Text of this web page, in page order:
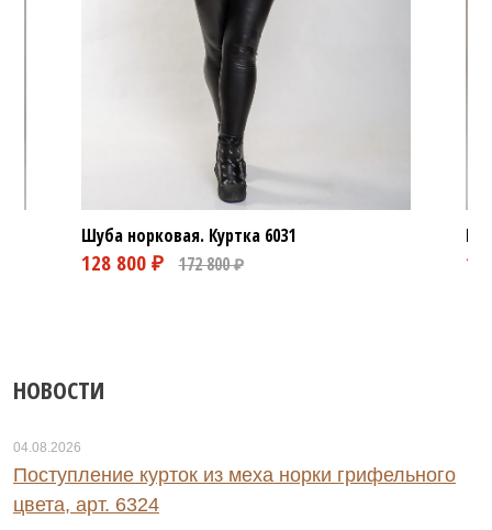
Шуба норковая. Куртка 6031
НОВОСТИ
04.08.2026
Поступление курток из меха норки грифельного
цвета, арт. 6324